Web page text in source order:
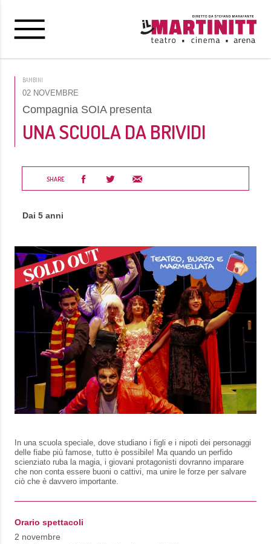
BAMBINI
02 NOVEMBRE
Compagnia SOIA presenta
UNA SCUOLA DA BRIVIDI
SHARE
Dai 5 anni
In una scuola speciale, dove studiano i figli e i nipoti dei personaggi
delle fiabe più famose, tutto è possibile! Ma quando un perfido
scienziato ruba la magia, i giovani protagonisti dovranno imparare
che non conta essere buoni o cattivi, ma unire le forze per salvare
ciò che è davvero importante.
Orario spettacoli
2 novembre